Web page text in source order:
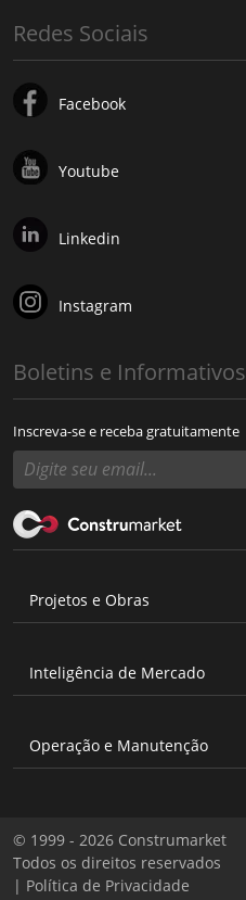
Redes Sociais
Facebook
Youtube
Linkedin
Instagram
Boletins e Informativos
Inscreva-se e receba gratuitamente
Projetos e Obras
Inteligência de Mercado
Operação e Manutenção
© 1999 - 2026 Construmarket
Todos os direitos reservados
| Política de Privacidade